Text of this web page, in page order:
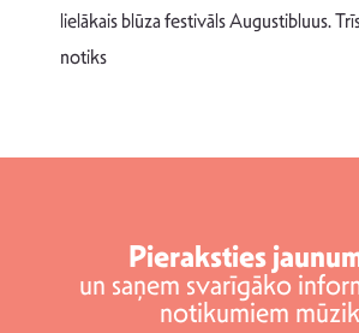
lielākais blūza festivāls Augustibluus.
notiks
Pieraksties
un saņem svarīgāko
notikumiem